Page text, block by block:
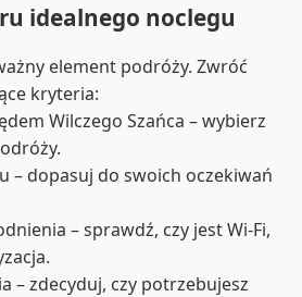
idealnego noclegu
element podróży. Zwróć
kryteria:
Wilczego Szańca – wybierz
– dopasuj do swoich oczekiwań
– sprawdź, czy jest Wi-Fi,
– zdecyduj, czy potrzebujesz